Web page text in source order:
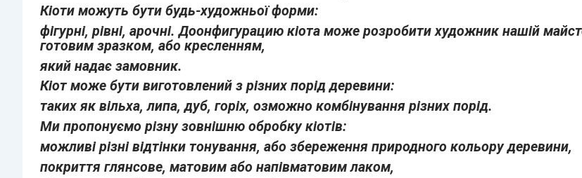
Кіоти можуть бути будь-художньої форми:
фігурні, рівні, арочні. Доонфигурацию кіота може розробити художник нашій
готовим зразком, або кресленням,
який надає замовник.
Кіот може бути виготовлений з різних порід деревини:
таких як вільха, липа, дуб, горіх, озможно комбінування різних порід.
Ми пропонуємо різну зовнішню обробку кіотів:
можливі різні відтінки тонування, або збереження природного кольору деревини,
покриття глянсове, матовим або напівматовим лаком,